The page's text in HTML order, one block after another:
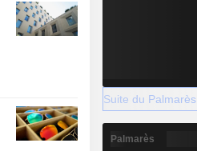
Suite du Palmarès
Palmarès